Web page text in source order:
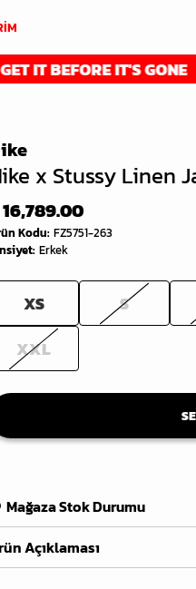
IT'S GONE
x Stussy Linen
Kodu: FZ5751-263
: Erkek
XS S
XXL
Mağaza Stok Durumu
Açıklaması